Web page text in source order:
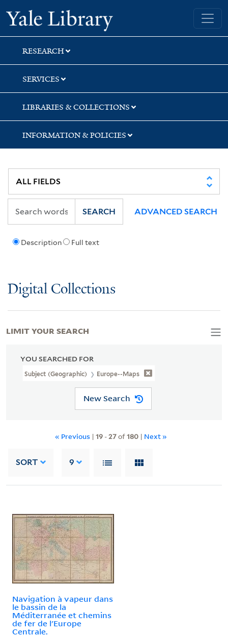
Skip
to
search
Skip
to
main
content
Skip
to
first
result
Yale University Library
RESEARCH
SERVICES
LIBRARIES & COLLECTIONS
INFORMATION & POLICIES
Description Full text
SEARCH ADVANCED SEARCH
Digital Collections
YOU SEARCHED FOR
Subject (Geographic) Europe--Maps
New Search
« Previous | 19 -27of180 | Next »
SORT 9
Navigation à vapeur dans
le bassin de la
Méditerranée et chemins
de fer de l'Europe
Centrale.
LIMIT YOUR SEARCH